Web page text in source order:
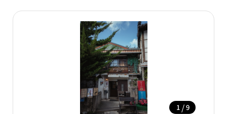
1 / 9